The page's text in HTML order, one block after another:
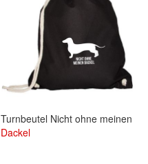
Turnbeutel Nicht ohne meinen
Dackel